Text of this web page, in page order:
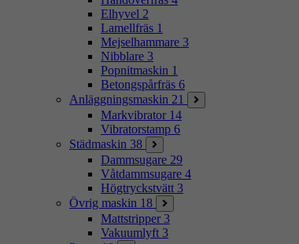
Elhyvel 2
Lamellfräs 1
Mejselhammare 3
Nibblare 3
Popnitmaskin 1
Betongspårfräs 6
Anläggningsmaskin 21
Markvibrator 14
Vibratorstamp 6
Städmaskin 38
Dammsugare 29
Våtdammsugare 4
Högtryckstvätt 3
Övrig maskin 18
Mattstripper 3
Vakuumlyft 3